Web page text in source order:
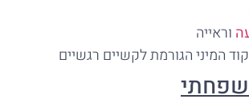
וראייה
המיני הגורמת לקשיים רגשיים